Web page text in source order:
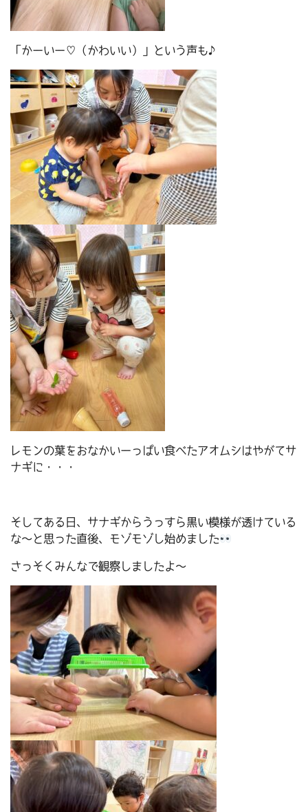
「かーいー♡（かわいい）」という声も♪
レモンの葉をおなかいーっぱい食べたアオムシはやがてサ
ナギに・・・
そしてある日、サナギからうっすら黒い模様が透けている
な～と思った直後、モゾモゾし始めました
さっそくみんなで観察しましたよ～